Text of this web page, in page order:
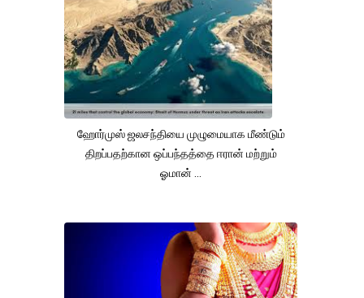
ஹோர்முஸ் ஜலசந்தியை முழுமையாக மீண்டும்
திறப்பதற்கான ஒப்பந்தத்தை ஈரான் மற்றும்
ஓமான் ...